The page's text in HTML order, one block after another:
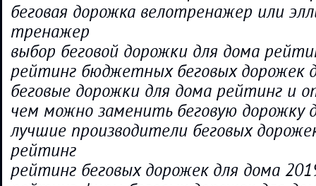
беговая дорожка велотренажер или
тренажер
выбор беговой дорожки для дома
рейтинг бюджетных беговых дорожек
беговые дорожки для дома рейтинг и
чем можно заменить беговую дорожку
лучшие производители беговых
рейтинг
рейтинг беговых дорожек для дома